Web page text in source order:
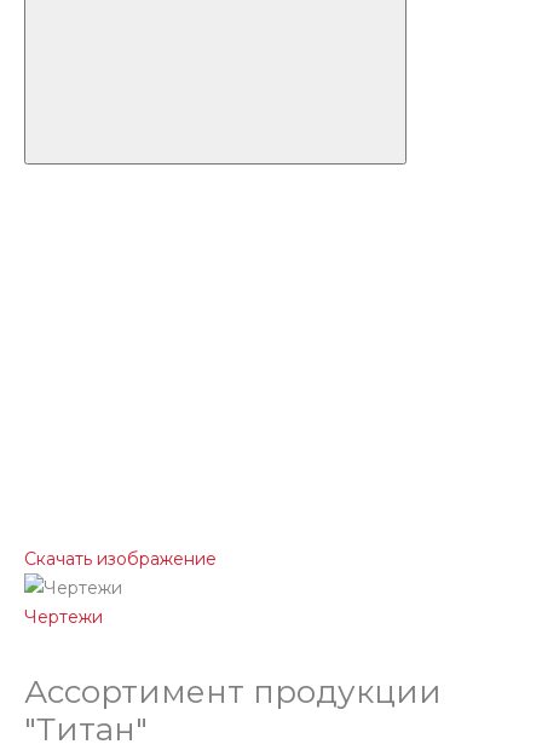
Скачать изображение
Чертежи
Ассортимент продукции
"Титан"